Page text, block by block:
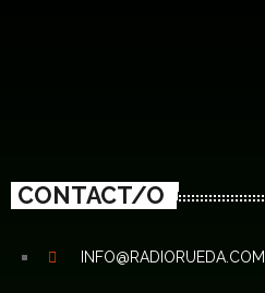
CONTACT/O
INFO@RADIORUEDA.COM